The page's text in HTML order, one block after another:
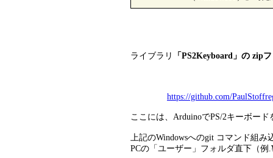
ライブラリ 「PS2Keyboard」の zip
https://github.com/
ここには、ArduinoでPS/2キーボー
上記のWindowsへのgit コマンド組
PCの「ユーザー」フォルダ直下（例